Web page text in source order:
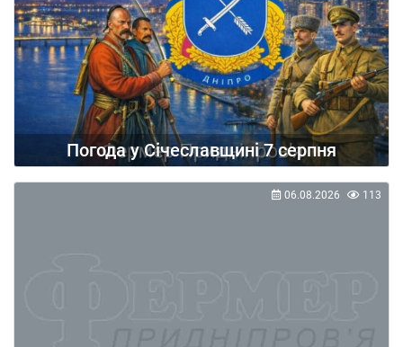
Погода у Січеславщині 7 серпня
06.08.2026 113